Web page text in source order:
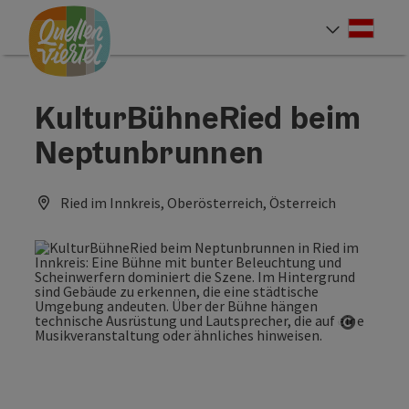
Zum Inhalt
Zur Navigation
Zum Seitenanfang
KulturBühneRied beim
Neptunbrunnen
Ried im Innkreis, Oberösterreich, Österreich